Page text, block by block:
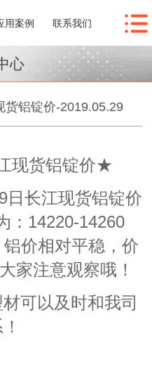
用案例 联系我们
心
货铝锭价-2019.05.29
现货铝锭价★
日长江现货铝锭价
：14220-14260
铝价相对平稳，价
家注意观察哦！
可以及时和我司